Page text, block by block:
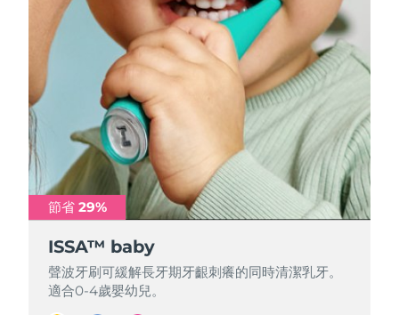
節省 29%
ISSA™ baby
聲波牙刷可緩解長牙期牙齦刺癢的同時清潔乳牙。
適合0-4歲嬰幼兒。
節省 29%
ISSA™ baby
聲波牙刷可緩解長牙期牙齦刺癢的同時清潔乳牙。
適合0-4歲嬰幼兒。
節省 29%
ISSA™ baby
聲波牙刷可緩解長牙期牙齦刺癢的同時清潔乳牙。
適合0-4歲嬰幼兒。